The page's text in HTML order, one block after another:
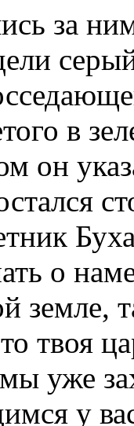
за
в
он
о
земле,
твоя
уже
у